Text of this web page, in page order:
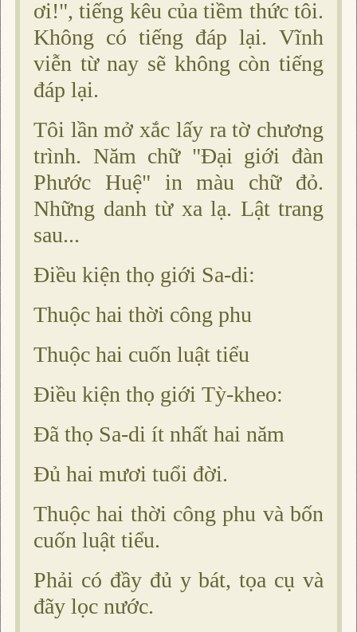
ơi!", tiếng kêu của tiềm thức tôi.
Không có tiếng đáp lại. Vĩnh
viễn từ nay sẽ không còn tiếng
đáp lại.
Tôi lần mở xắc lấy ra tờ chương
trình. Năm chữ "Ðại giới đàn
Phước Huệ" in màu chữ đỏ.
Những danh từ xa lạ. Lật trang
sau...
Ðiều kiện thọ giới Sa-di:
Thuộc hai thời công phu
Thuộc hai cuốn luật tiểu
Ðiều kiện thọ giới Tỳ-kheo:
Ðã thọ Sa-di ít nhất hai năm
Ðủ hai mươi tuổi đời.
Thuộc hai thời công phu và bốn
cuốn luật tiểu.
Phải có đầy đủ y bát, tọa cụ và
đãy lọc nước.